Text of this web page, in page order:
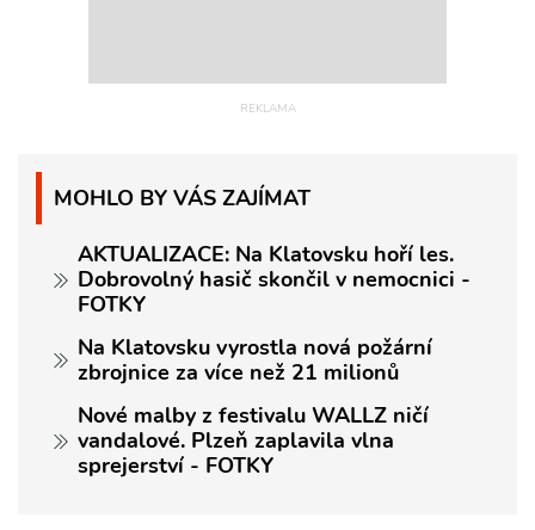
MOHLO BY VÁS ZAJÍMAT
AKTUALIZACE: Na Klatovsku hoří les.
Dobrovolný hasič skončil v nemocnici -
FOTKY
Na Klatovsku vyrostla nová požární
zbrojnice za více než 21 milionů
Nové malby z festivalu WALLZ ničí
vandalové. Plzeň zaplavila vlna
sprejerství - FOTKY